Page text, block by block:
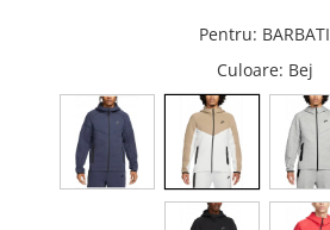
Pentru: BARBATI
Culoare: Bej